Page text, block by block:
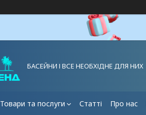
БАСЕЙНИ І ВСЕ НЕОБХІДНЕ ДЛЯ НИХ
Товари та послуги Статті Про нас